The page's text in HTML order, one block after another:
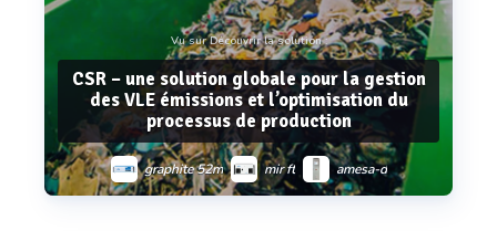
Vu sur Découvrir la solution :
CSR – une solution globale pour la gestion
des VLE émissions et l’optimisation du
processus de production
graphite 52m mir ft amesa-d